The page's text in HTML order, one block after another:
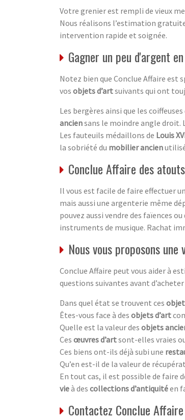
Votre grenier est rempli de vieux
Nous réalisons l’estimation
intervention rapide et soignée.
Gagner un peu d'argent
Notez bien que Conclue Affaire est
vos objets d’artsuivants qui ont
Les bergères ainsi que les coiffeuses
anciensans le moindre angle droit.
Les fauteuils médaillons de Louis
la sobriété du mobilier ancien
Conclue Affaire des
Il vous est facile de faire effectuer
mais aussi une argenterie même
pouvez aussi vendre des faïences
instruments de musique. Rachat
Nous vous proposons
Conclue Affaire peut vous aider à
questions suivantes avant d’acheter
Dans quel état se trouvent ces
Êtes-vous face à des objets d’art
Quelle est la valeur des objets
Ces œuvres d’artsont-elles vraies
Ces biens ont-ils déjà subi une
Qu’en est-il de la valeur de
En tout cas, il est possible de faire
vieà des collections d’antiquitéen
Contactez Conclue